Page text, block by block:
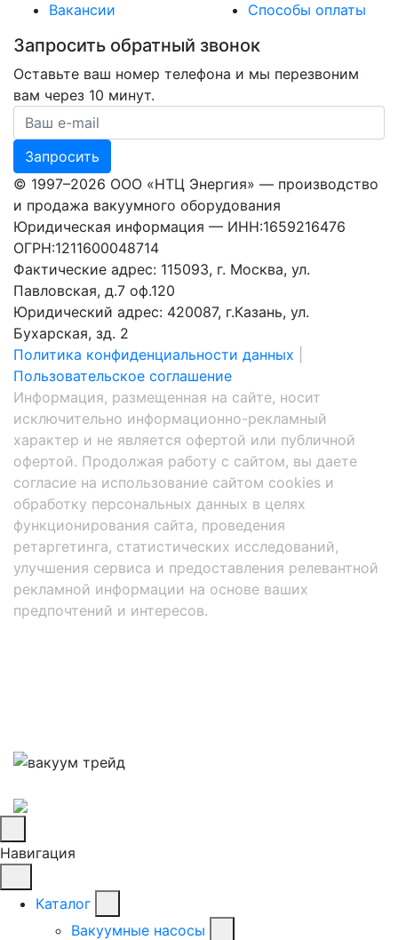
Вакансии
Способы оплаты
Запросить обратный звонок
Оставьте ваш номер телефона и мы перезвоним
вам через 10 минут.
Ваш номер телефона
Запросить
© 1997–2026 ООО «НТЦ Энергия» — производство
и продажа вакуумного оборудования
Юридическая информация — ИНН:1659216476
ОГРН:1211600048714
Фактические адрес: 115093, г. Москва, ул.
Павловская, д.7 оф.120
Юридический адрес: 420087, г.Казань, ул.
Бухарская, зд. 2
Политика конфиденциальности данных
Пользовательское соглашение
Информация, размещенная на сайте, носит
исключительно информационно-рекламный
характер и не является офертой или публичной
офертой. Продолжая работу с сайтом, вы даете
согласие на использование сайтом cookies и
обработку персональных данных в целях
функционирования сайта, проведения
ретаргетинга, статистических исследований,
улучшения сервиса и предоставления релевантной
рекламной информации на основе ваших
предпочтений и интересов.
Навигация
Каталог
Вакуумные насосы